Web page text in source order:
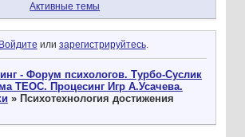
Активные темы
Войдите или зарегистрируйтесь.
- Форум психологов. Турбо-Суслик
ТЕОС. Процесинг Игр А.Усачева.
» Психотехнология достижения